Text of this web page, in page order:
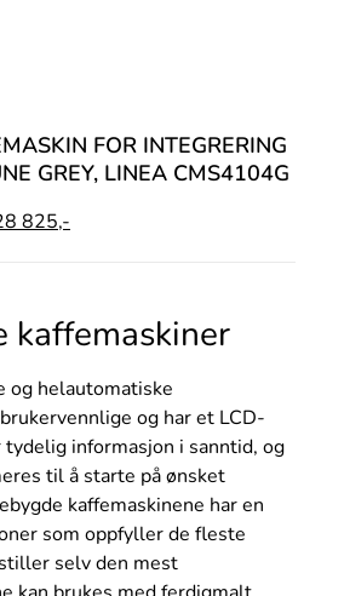
FOR INTEGRERING
GREY, LINEA CMS4104G
825,-
kaffemaskiner
og helautomatiske
og har et LCD-
informasjon i sanntid, og
til å starte på ønsket
kaffemaskinene har en
som oppfyller de fleste
selv den mest